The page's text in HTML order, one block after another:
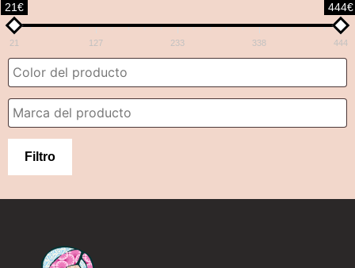
21€ 444€
21 127 233 338 444
Filtro